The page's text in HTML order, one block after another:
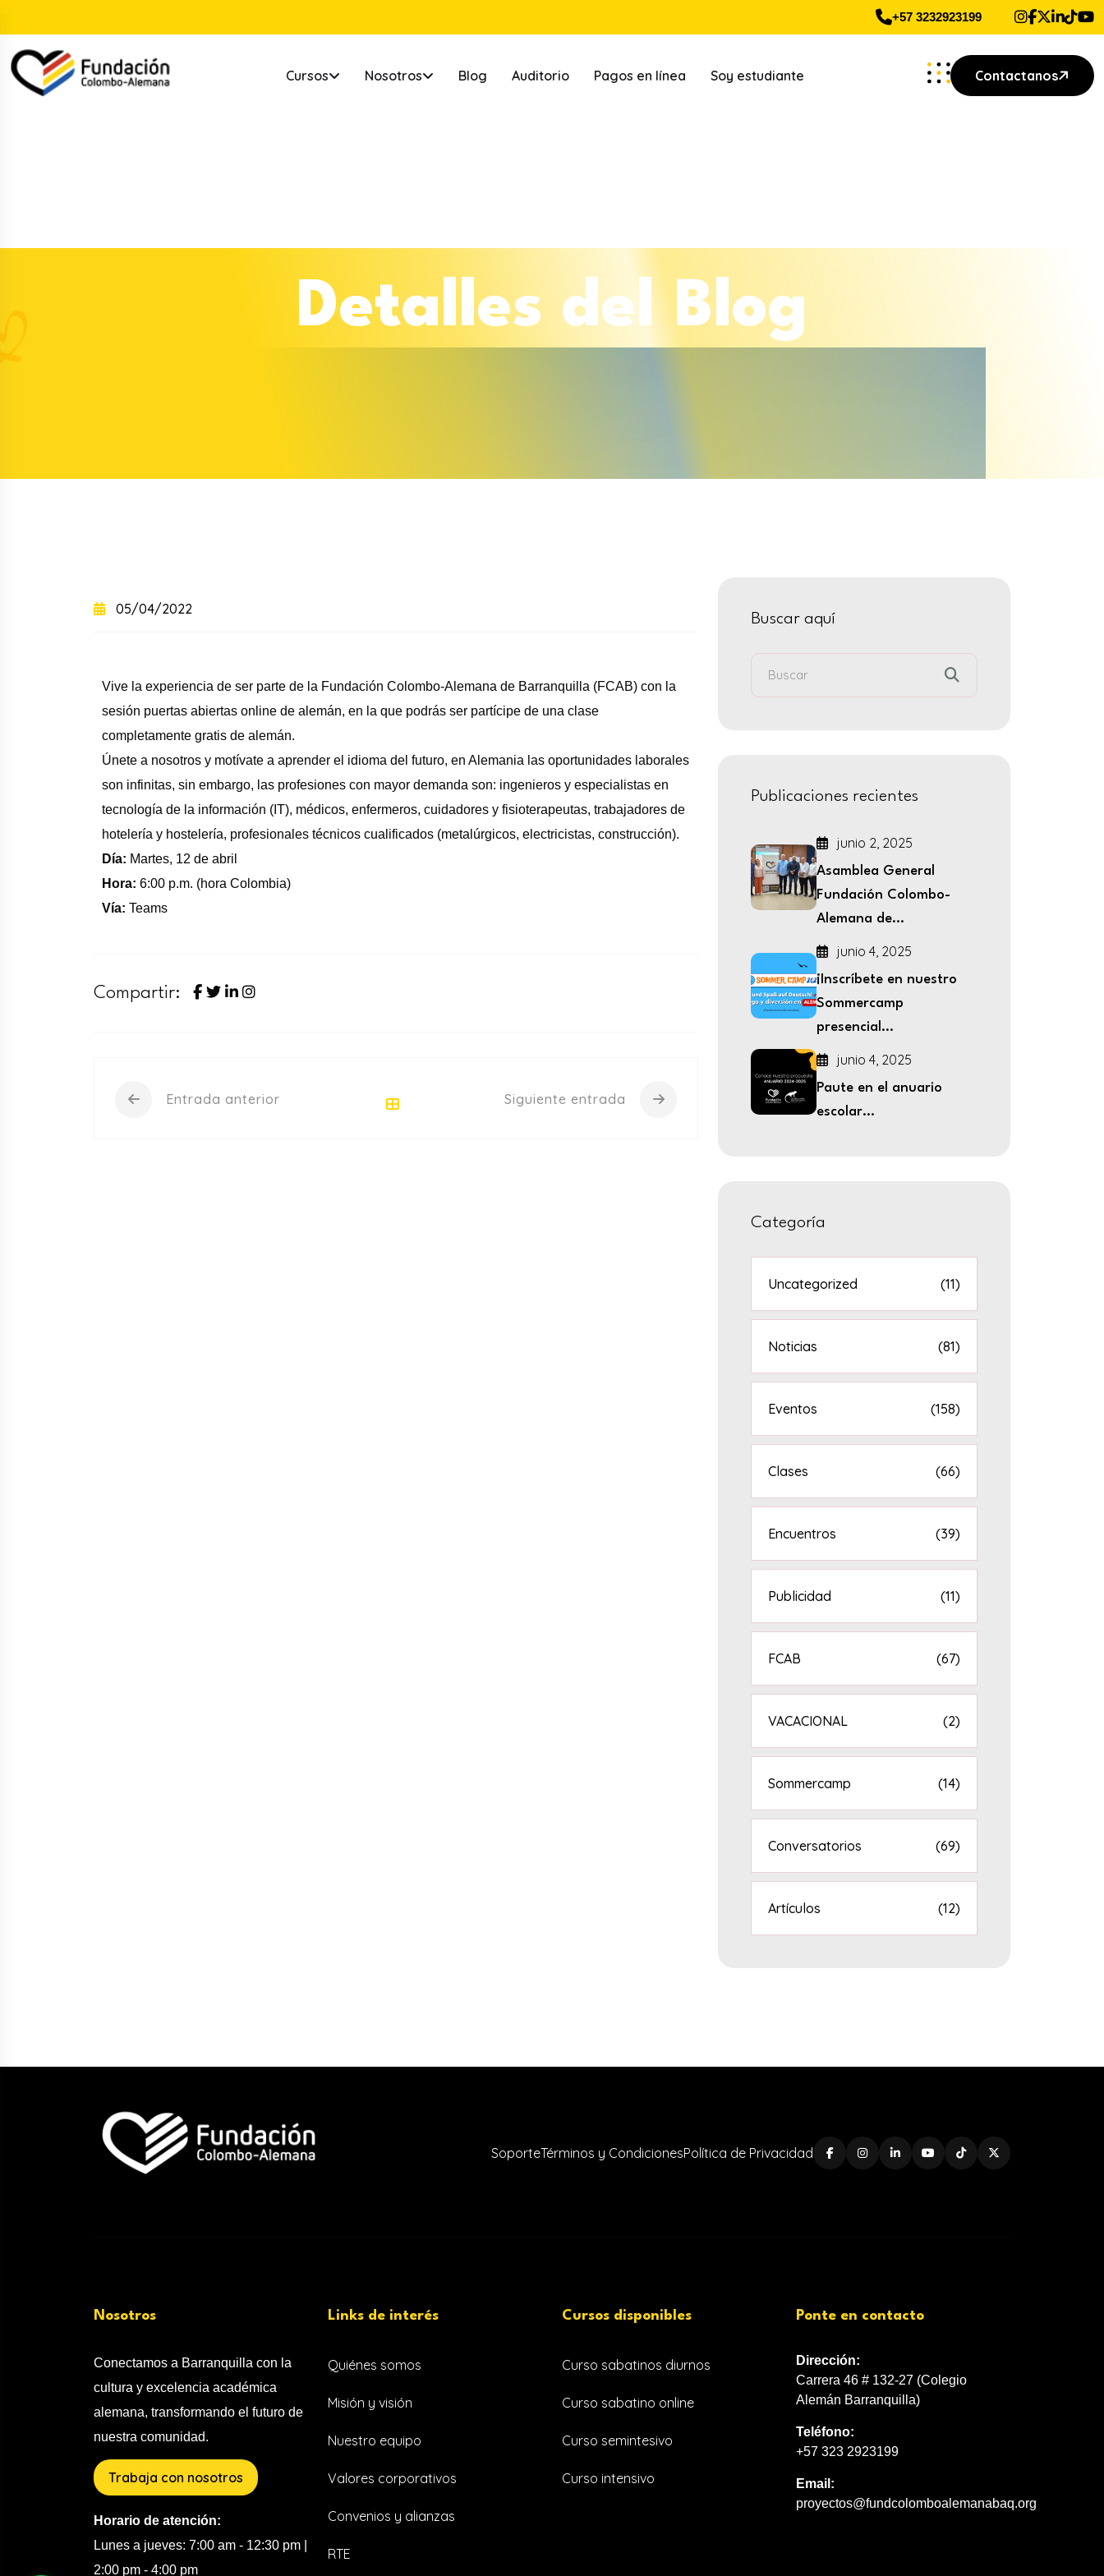
+57 3232923199
Cursos Nosotros Blog Auditorio Pagos en línea Soy estudiante Contactanos
+ Curso semintensivo
Detalles del Blog
05/04/2022
Vive la experiencia de ser parte de la Fundación Colombo-Alemana de Barranquilla (FCAB) con la
sesión puertas abiertas online de alemán, en la que podrás ser partícipe de una clase
completamente gratis de alemán.
Únete a nosotros y motívate a aprender el idioma del futuro, en Alemania las oportunidades laborales
son infinitas, sin embargo, las profesiones con mayor demanda son: ingenieros y especialistas en
tecnología de la información (IT), médicos, enfermeros, cuidadores y fisioterapeutas, trabajadores de
hotelería y hostelería, profesionales técnicos cualificados (metalúrgicos, electricistas, construcción).
Día: Martes, 12 de abril
Hora: 6:00 p.m. (hora Colombia)
Vía: Teams
Compartir:
Entrada anterior Siguiente entrada
Buscar aquí
Publicaciones recientes
junio 2, 2025
Asamblea General
Fundación Colombo-
Alemana de...
junio 4, 2025
¡Inscríbete en nuestro
Sommercamp
presencial...
junio 4, 2025
Paute en el anuario
escolar...
Categoría
Uncategorized (11)
Noticias (81)
Eventos (158)
Clases (66)
Encuentros (39)
Publicidad (11)
FCAB (67)
VACACIONAL (2)
Sommercamp (14)
Conversatorios (69)
Artículos (12)
SoporteTérminos y CondicionesPolítica de Privacidad
Nosotros
Conectamos a Barranquilla con la
cultura y excelencia académica
alemana, transformando el futuro de
nuestra comunidad.
Trabaja con nosotros
Horario de atención:
Lunes a jueves: 7:00 am - 12:30 pm |
2:00 pm - 4:00 pm
Links de interés
Quiénes somos
Misión y visión
Nuestro equipo
Valores corporativos
Convenios y alianzas
RTE
Cursos disponibles
Curso sabatinos diurnos
Curso sabatino online
Curso semintesivo
Curso intensivo
Ponte en contacto
Dirección:
Carrera 46 # 132-27 (Colegio
Alemán Barranquilla)
Teléfono:
+57 323 2923199
Email:
proyectos@fundcolomboalemanabaq.org